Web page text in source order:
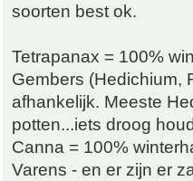
soorten best ok.
Tetrapanax = 100%
Gembers (Hedichium,
afhankelijk. Meeste
potten...iets droog
Canna = 100%
Varens - en er zijn er